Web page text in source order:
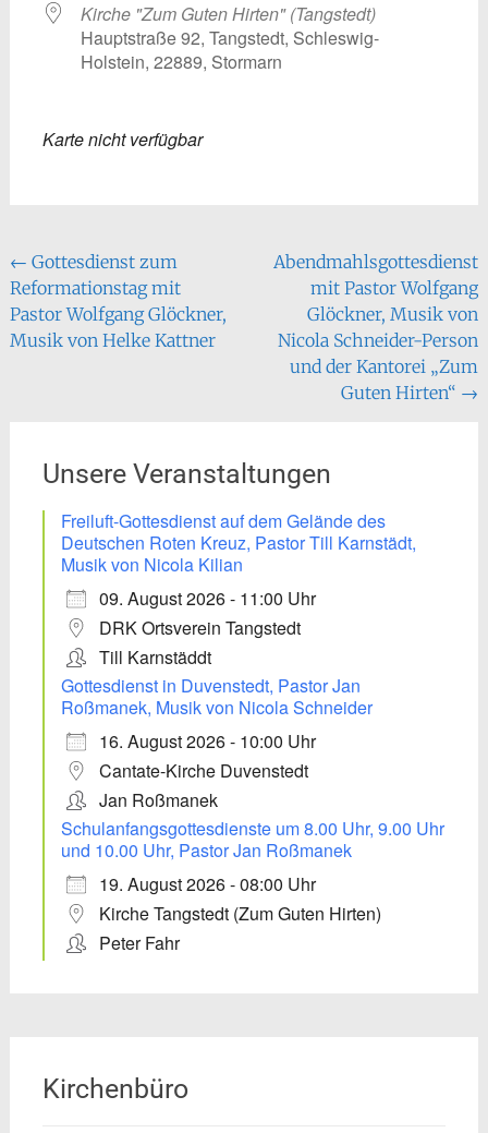
Kirche "Zum Guten Hirten" (Tangstedt)
Hauptstraße 92, Tangstedt, Schleswig-
Holstein, 22889, Stormarn
Karte nicht verfügbar
Beitragsnavigation
← Gottesdienst zum
Reformationstag mit
Pastor Wolfgang Glöckner,
Musik von Helke Kattner
Abendmahlsgottesdienst
mit Pastor Wolfgang
Glöckner, Musik von
Nicola Schneider-Person
und der Kantorei „Zum
Guten Hirten“ →
Unsere Veranstaltungen
Freiluft-Gottesdienst auf dem Gelände des
Deutschen Roten Kreuz, Pastor Till Karnstädt,
Musik von Nicola Kilian
09. August 2026 - 11:00 Uhr
DRK Ortsverein Tangstedt
Till Karnstäddt
Gottesdienst in Duvenstedt, Pastor Jan
Roßmanek, Musik von Nicola Schneider
16. August 2026 - 10:00 Uhr
Cantate-Kirche Duvenstedt
Jan Roßmanek
Schulanfangsgottesdienste um 8.00 Uhr, 9.00 Uhr
und 10.00 Uhr, Pastor Jan Roßmanek
19. August 2026 - 08:00 Uhr
Kirche Tangstedt (Zum Guten Hirten)
Peter Fahr
Kirchenbüro